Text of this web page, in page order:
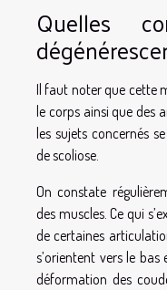
Quelles
Il faut noter que cette
le corps ainsi que des
les sujets concernés
de scoliose.
On constate
des muscles. Ce qui
de certaines
s’orientent vers le bas
déformation des